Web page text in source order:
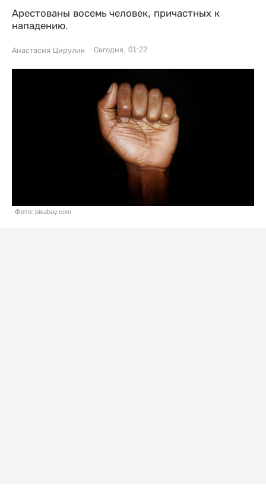
Арестованы восемь человек, причастных к
нападению.
Анастасия Цирулик Сегодня, 01:22
Фото: pixabay.com